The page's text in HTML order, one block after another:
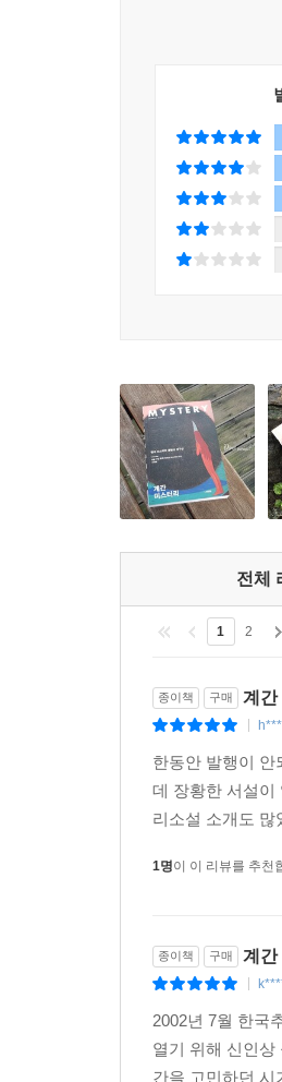
110여 년의 역사를
이 스페셜 테마를
‘작가’의 인큐베이
이번 67호를 ‘특별호’
대상 수상자인 황세연
김범석의 〈범인은
페어플레이를 잊지
풀어냈고, 김주호의
홍성호의 〈용서〉
뿐만 아니라 《계간
〈백색살의〉를 수
미스터리를 둘러싼
박하익 작가의 내밀
레이먼드 챈들러가
작품이 아니라, 진
《계간 미스터리》
전체
1 2
종이책 구매 계간
한동안 발행이
데 장황한 서설이
리소설 소개도
1명이 이 리뷰를 추천
종이책 구매 계간
2002년 7월 한국
열기 위해 신인
간을 고민하던